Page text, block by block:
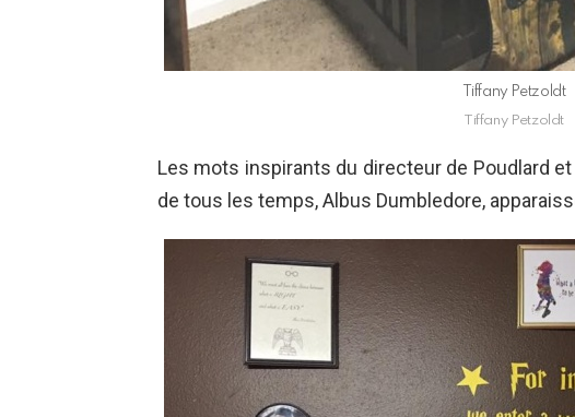
Tiffany Petzoldt
Tiffany Petzoldt
Les mots inspirants du directeur de Poudlard
de tous les temps, Albus Dumbledore,